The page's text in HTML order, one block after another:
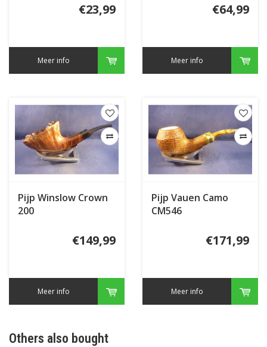
€23,99
Meer info
€64,99
Meer info
Pijp Winslow Crown
200
€149,99
Meer info
Pijp Vauen Camo
CM546
€171,99
Meer info
Others also bought